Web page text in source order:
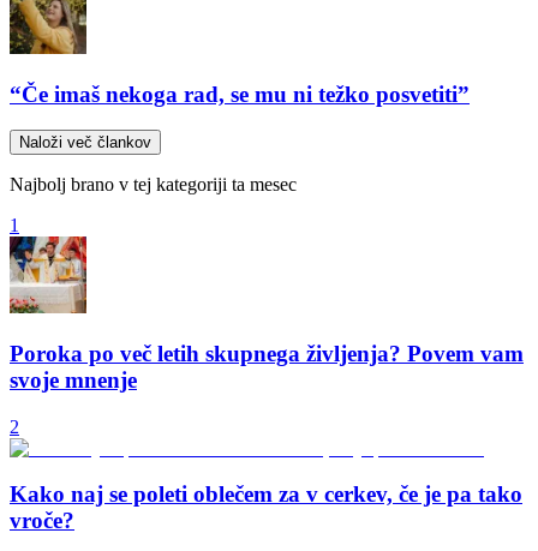
“Če imaš nekoga rad, se mu ni težko posvetiti”
Naloži več člankov
Najbolj brano v tej kategoriji ta mesec
1
Poroka po več letih skupnega življenja? Povem vam
svoje mnenje
2
Kako naj se poleti oblečem za v cerkev, če je pa tako
vroče?